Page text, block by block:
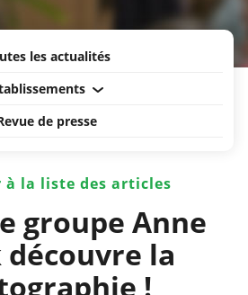
les actualités
de presse
à la liste des articles
groupe Anne
découvre la
!